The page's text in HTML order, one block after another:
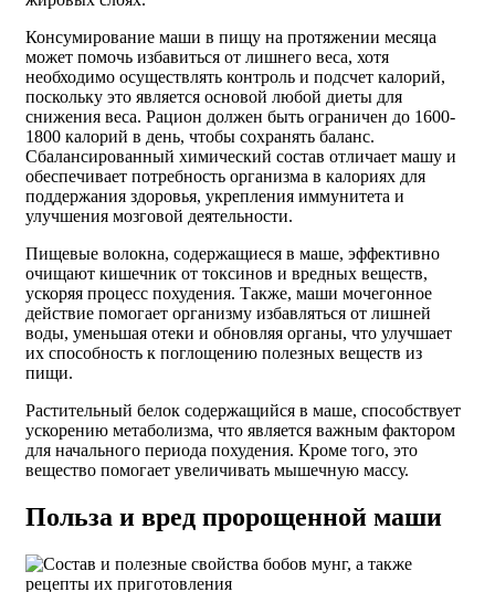
Консумирование маши в пищу на протяжении месяца
может помочь избавиться от лишнего веса, хотя
необходимо осуществлять контроль и подсчет калорий,
поскольку это является основой любой диеты для
снижения веса. Рацион должен быть ограничен до 1600-
1800 калорий в день, чтобы сохранять баланс.
Сбалансированный химический состав отличает машу и
обеспечивает потребность организма в калориях для
поддержания здоровья, укрепления иммунитета и
улучшения мозговой деятельности.
Пищевые волокна, содержащиеся в маше, эффективно
очищают кишечник от токсинов и вредных веществ,
ускоряя процесс похудения. Также, маши мочегонное
действие помогает организму избавляться от лишней
воды, уменьшая отеки и обновляя органы, что улучшает
их способность к поглощению полезных веществ из
пищи.
Растительный белок содержащийся в маше, способствует
ускорению метаболизма, что является важным фактором
для начального периода похудения. Кроме того, это
вещество помогает увеличивать мышечную массу.
Польза и вред пророщенной маши